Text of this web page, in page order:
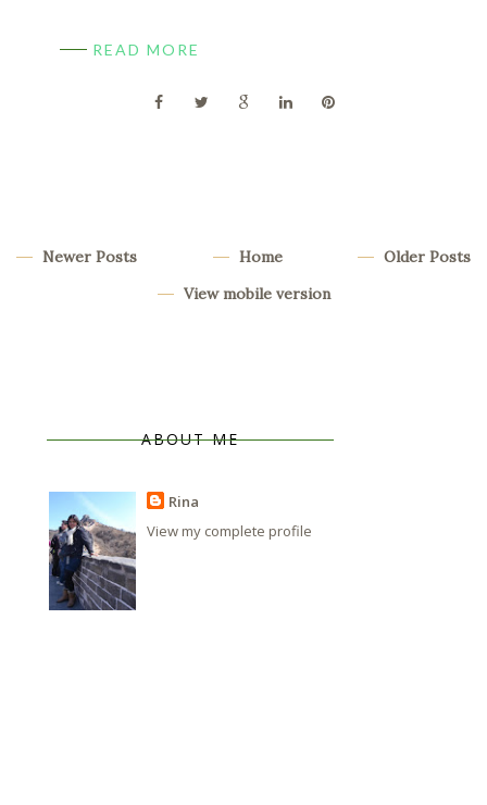
READ MORE
Newer Posts Older Posts
Home
View mobile version
ABOUT ME
Rina
View my complete profile